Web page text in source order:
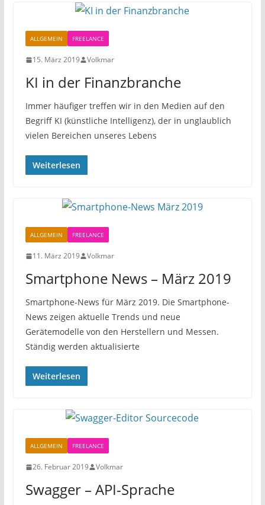
ALLGEMEIN FREELANCE
15. März 2019 Volkmar
KI in der Finanzbranche
Immer häufiger treffen wir in den Medien auf den
Begriff KI (künstliche Intelligenz), der in unglaublich
vielen Bereichen unseres Lebens
Weiterlesen
ALLGEMEIN FREELANCE
11. März 2019 Volkmar
Smartphone News – März 2019
Smartphone-News für März 2019. Die Smartphone-
News zeigen aktuelle Trends und neue
Gerätemodelle von den Herstellern und Messen.
Ständig werden aktualisierte
Weiterlesen
ALLGEMEIN FREELANCE
26. Februar 2019 Volkmar
Swagger – API-Sprache